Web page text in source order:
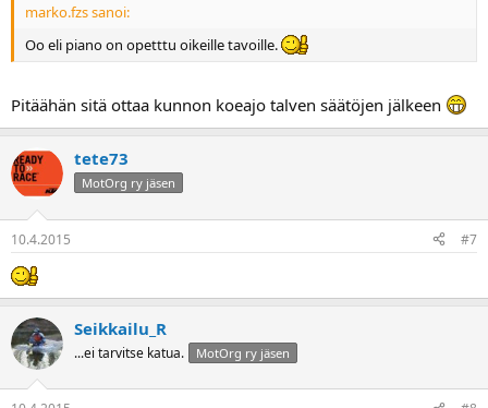
marko.fzs sanoi:
Oo eli piano on opetttu oikeille tavoille.
Pitäähän sitä ottaa kunnon koeajo talven säätöjen jälkeen
tete73
MotOrg ry jäsen
10.4.2015 #7
Seikkailu_R
...ei tarvitse katua. MotOrg ry jäsen